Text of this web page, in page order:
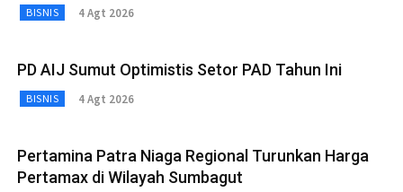
BISNIS 4 Agt 2026
PD AIJ Sumut Optimistis Setor PAD Tahun Ini
BISNIS 4 Agt 2026
Pertamina Patra Niaga Regional Turunkan Harga
Pertamax di Wilayah Sumbagut